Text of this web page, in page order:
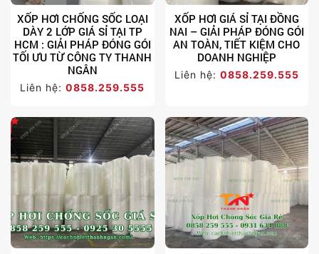
XỐP HƠI CHỐNG SỐC LOẠI
DÀY 2 LỚP GIÁ SỈ TẠI TP
HCM : GIẢI PHÁP ĐÓNG GÓI
TỐI ƯU TỪ CÔNG TY THANH
NGÂN
Liên hệ:0858.259.555
XỐP HƠI GIÁ SỈ TẠI ĐỒNG
NAI – GIẢI PHÁP ĐÓNG GÓI
AN TOÀN, TIẾT KIỆM CHO
DOANH NGHIỆP
Liên hệ: 0858.259.555